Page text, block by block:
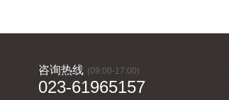
咨询热线 (09:00-17:00)
023-61965157